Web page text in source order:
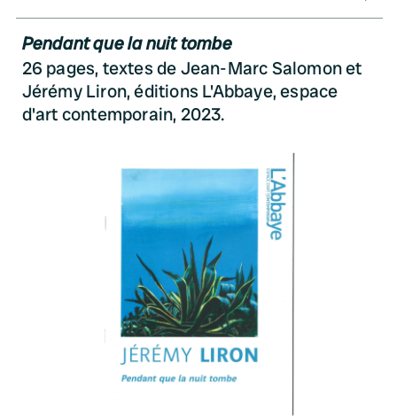
Pendant que la nuit tombe
26 pages, textes de Jean-Marc Salomon et
Jérémy Liron, éditions L'Abbaye, espace
d'art contemporain, 2023.